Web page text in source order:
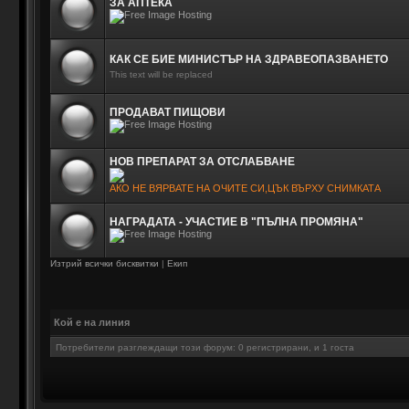
ЗА АПТЕКА
КАК СЕ БИЕ МИНИСТЪР НА ЗДРАВЕОПАЗВАНЕТО
This text will be replaced
ПРОДАВАТ ПИЩОВИ
НОВ ПРЕПАРАТ ЗА ОТСЛАБВАНЕ
АКО НЕ ВЯРВАТЕ НА ОЧИТЕ СИ,ЦЪК ВЪРХУ СНИМКАТА
НАГРАДАТА - УЧАСТИЕ В "ПЪЛНА ПРОМЯНА"
Изтрий всички бисквитки | Екип
Кой е на линия
Потребители разглеждащи този форум: 0 регистрирани, и 1 госта